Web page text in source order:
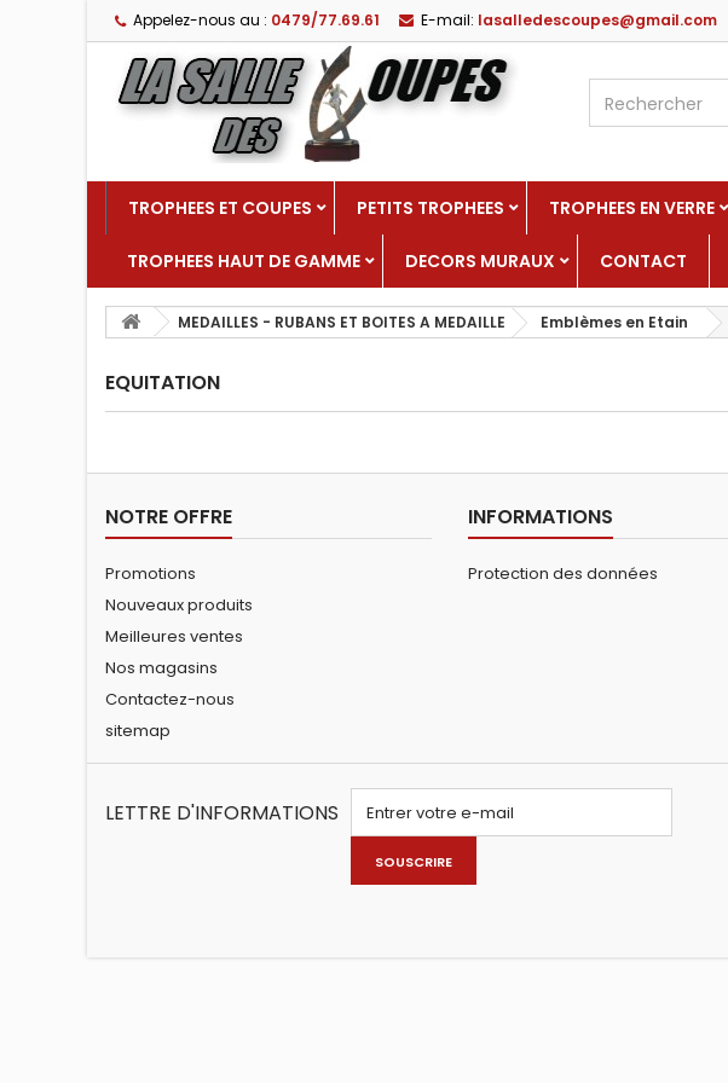
Appelez-nous au : 0479/77.69.61 E-mail: lasalledescoupes@gmail.com
TROPHEES ET COUPES PETITS TROPHEES TROPHEES EN VERRE
TROPHEES HAUT DE GAMME DECORS MURAUX CONTACT
MEDAILLES - RUBANS ET BOITES A MEDAILLE Emblèmes en Etain
EQUITATION
NOTRE OFFRE
Promotions
Nouveaux produits
Meilleures ventes
Nos magasins
Contactez-nous
sitemap
INFORMATIONS
Protection des données
LETTRE D'INFORMATIONS
SOUSCRIRE